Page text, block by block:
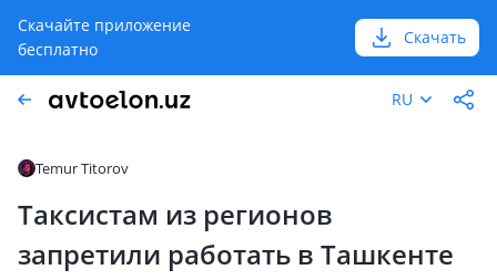
Скачайте приложение
бесплатно
Скачать
RU
Temur Titorov
Таксистам из регионов
запретили работать в Ташкенте